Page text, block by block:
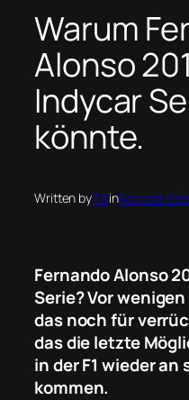
Warum
Alonso
Indycar
könnte.
Written byT.AinFormula One
Fernando Alonso
Serie? Vor
das noch für
das die letzte
in der F1 wieder
kommen.